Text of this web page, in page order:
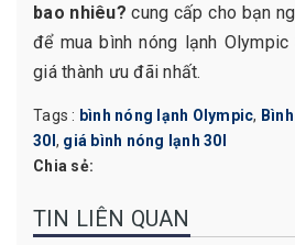
bao nhiêu? cung cấp cho bạn
để mua bình nóng lạnh
giá thành ưu đãi nhất.
Tags : bình nóng lạnh Olympic,
30l , giá bình nóng lạnh 30l
Chia sẻ:
TIN LIÊN QUAN